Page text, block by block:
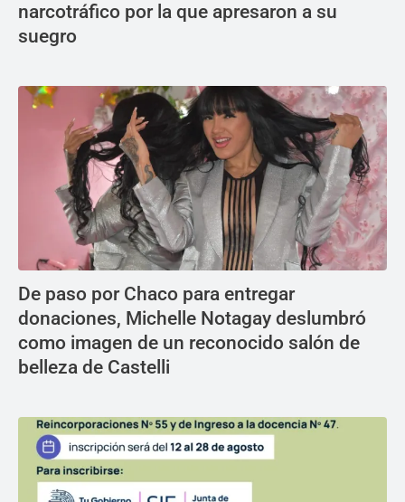
narcotráfico por la que apresaron a su
suegro
De paso por Chaco para entregar
donaciones, Michelle Notagay deslumbró
como imagen de un reconocido salón de
belleza de Castelli